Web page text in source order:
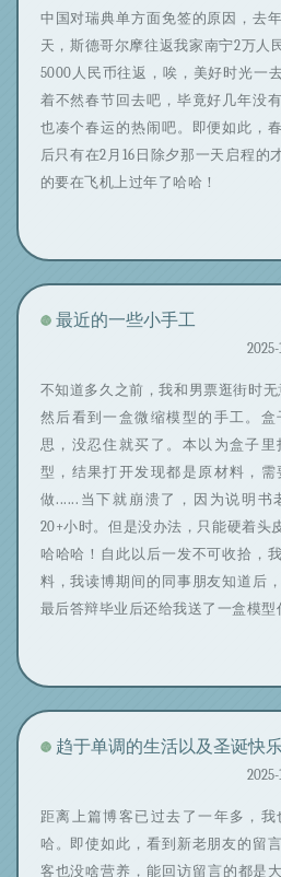
中国对瑞典单方面免签的原因，去
天，斯德哥尔摩往返我家南宁2万人
5000人民币往返，唉，美好时光一
着不然春节回去吧，毕竟好几年没
也凑个春运的热闹吧。即便如此，
后只有在2月16日除夕那一天启程的
的要在飞机上过年了哈哈！
最近的一些小手工
不知道多久之前，我和男票逛街时无
然后看到一盒微缩模型的手工。
思，没忍住就买了。本以为盒子
型，结果打开发现都是原材料，
做......当下就崩溃了，因为说明书
20+小时。但是没办法，只能硬着头
哈哈哈！自此以后一发不可收拾，
料，我读博期间的同事朋友知道后
最后答辩毕业后还给我送了一盒模型
趋于单调的生活以及圣诞快
距离上篇博客已过去了一年多，
哈。即使如此，看到新老朋友的留
客也没啥营养，能回访留言的都是